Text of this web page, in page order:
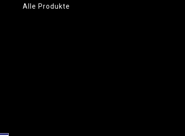
Alle Produkte